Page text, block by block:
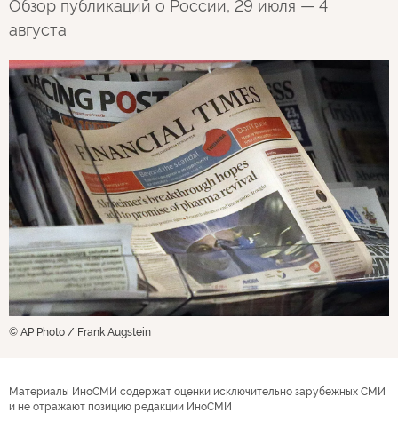
Обзор публикаций о России, 29 июля — 4
августа
© AP Photo / Frank Augstein
Материалы ИноСМИ содержат оценки исключительно зарубежных СМИ
и не отражают позицию редакции ИноСМИ